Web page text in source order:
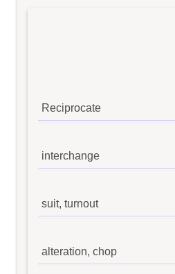
Reciprocate
interchange
suit, turnout
alteration, chop